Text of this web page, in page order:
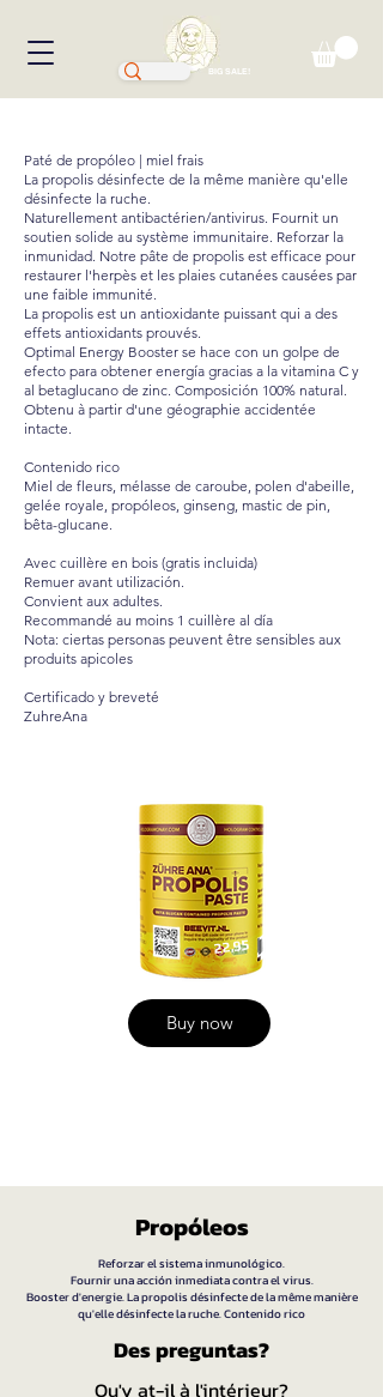
BIG SALE!
Paté de propóleo | miel frais
La propolis désinfecte de la même manière qu'elle
désinfecte la ruche.
Naturellement antibactérien/antivirus. Fournit un
soutien solide au système immunitaire. Reforzar la
inmunidad. Notre pâte de propolis est efficace pour
restaurer l'herpès et les plaies cutanées causées par
une faible immunité.
La propolis est un antioxidante puissant qui a des
effets antioxidants prouvés.
Optimal Energy Booster se hace con un golpe de
efecto para obtener energía gracias a la vitamina C y
al betaglucano de zinc. Composición 100% natural.
Obtenu à partir d'une géographie accidentée
intacte.
Contenido rico
Miel de fleurs, mélasse de caroube, polen d'abeille,
gelée royale, propóleos, ginseng, mastic de pin,
bêta-glucane.
Avec cuillère en bois (gratis incluida)
Remuer avant utilización.
Convient aux adultes.
Recommandé au moins 1 cuillère al día
Nota: ciertas personas peuvent être sensibles aux
produits apicoles
Certificado y breveté
ZuhreAna
22,95
Buy now
Propóleos
Reforzar el sistema inmunológico.
Fournir una acción inmediata contra el virus.
Booster d'energie. La propolis désinfecte de la même manière
qu'elle désinfecte la ruche. Contenido rico
Des preguntas?​
Qu'y at-il à l'intérieur?